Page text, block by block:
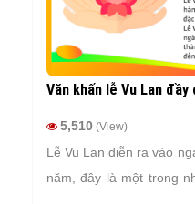
Văn khấn lễ Vu Lan
5,510 (View)
Lễ Vu Lan diễn ra vào
năm, đây là một trong